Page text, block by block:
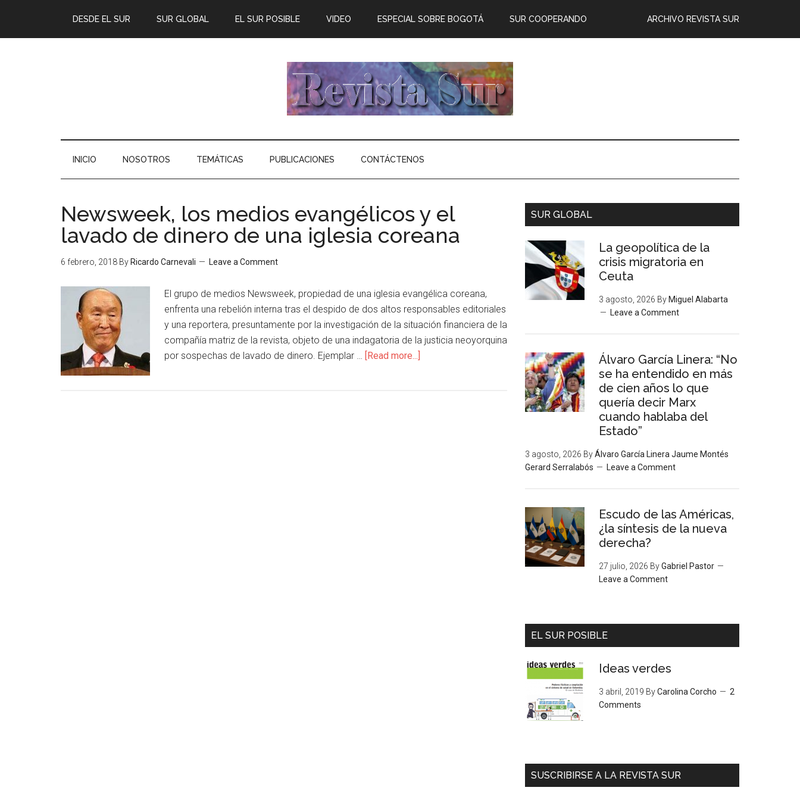
DESDE EL SUR SUR GLOBAL EL SUR POSIBLE ARCHIVO REVISTA SUR
VIDEO ESPECIAL SOBRE BOGOTÁ SUR COOPERANDO
INICIO NOSOTROS TEMÁTICAS PUBLICACIONES CONTÁCTENOS
Newsweek, los medios evangélicos y el
lavado de dinero de una iglesia coreana
6 febrero, 2018 By Ricardo Carnevali Leave a Comment
El grupo de medios Newsweek, propiedad de una iglesia evangélica coreana,
enfrenta una rebelión interna tras el despido de dos altos responsables editoriales
y una reportera, presuntamente por la investigación de la situación financiera de la
compañía matriz de la revista, objeto de una indagatoria de la justicia neoyorquina
por sospechas de lavado de dinero. Ejemplar … [Read more...]
SUR GLOBAL
La geopolítica de la
crisis migratoria en
Ceuta
3 agosto, 2026 By Miguel Alabarta
Leave a Comment
Álvaro García Linera: “No
se ha entendido en más
de cien años lo que
quería decir Marx
cuando hablaba del
Estado”
3 agosto, 2026 ByÁlvaro García Linera Jaume Montés
Gerard Serralabós
Leave a Comment
Escudo de las Américas,
¿la síntesis de la nueva
derecha?
27 julio, 2026 ByGabriel Pastor
Leave a Comment
EL SUR POSIBLE
Ideas verdes
3 abril, 2019 ByCarolina Corcho
2
Comments
SUSCRIBIRSE A LA REVISTA SUR